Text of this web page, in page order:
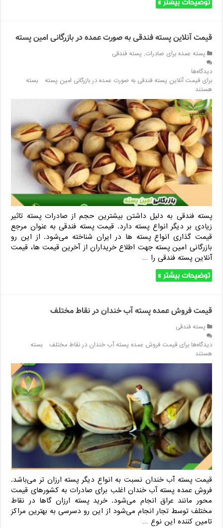
قیمت آنلاین پسته فندقی به صورت عمده در بازرگانی امین پسته
پسته عمده برای صادرات, پسته فندقی
دیدگاه‌ها
برای قیمت آنلاین پسته فندقی به صورت عمده در بازرگانی امین پسته
بسته
هستند
پسته فندقی به دلیل داشتن بیشترین حجم از صادرات پسته تاثیر
زیادی بر دیگر انواع پسته دارد. قیمت پسته فندقی به عنوان مرجع
قیمت گذاری انواع پسته ها در ایران شناخته می‌شود. از این رو
بازرگانی امین پسته جهت اطلاع خریداران از آخرین قیمت ها، قیمت
آنلاین پسته فندقی را …
توضیحات بیشتر »
قیمت فروش عمده پسته آب خندان در نقاط مختلف
پسته فندقی
دیدگاه‌هابرای قیمت فروش عمده پسته آب خندان در نقاط مختلف
بسته
هستند
قیمت پسته آب خندان نسبت به انواع دیگر پسته ارزان تر می‌باشد.
فروش عمده پسته آب خندان اغلب برای صادرات به کشورهای قیمت
محور مانند عراق انجام می‌شود. خرید پسته ارزان گاها در نقاط
مختلف توسط تجار انجام می‌شود از این رو دسرسی به بهترین مراکز
تامین کننده این نوع …